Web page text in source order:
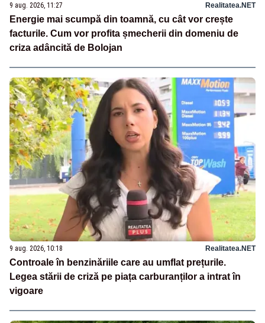
9 aug. 2026, 11:27 Realitatea.NET
Energie mai scumpă din toamnă, cu cât vor crește
facturile. Cum vor profita șmecherii din domeniu de
criza adâncită de Bolojan
9 aug. 2026, 10:18 Realitatea.NET
Controale în benzinăriile care au umflat prețurile.
Legea stării de criză pe piața carburanților a intrat în
vigoare